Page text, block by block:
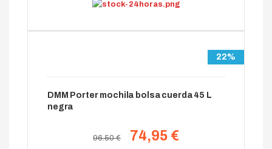
22%
DMM Porter mochila bolsa cuerda 45 L
negra
96.50 € 74,95 €